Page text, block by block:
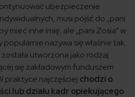
ubezpieczenie
musi pójść do „pani
mieć inne imię, ale „pani Zosia” w
popularnie nazywa się właśnie tak.
utworzona jako rodzaj
się zakładowym funduszem
praktyce najczęściej chodzi o
lub działu kadr opiekującego